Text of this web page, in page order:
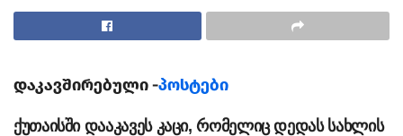
კუთვნილი ავტომობილის ჩხრეკის შედეგად,
ნივთმტკიცებად ამოიღეს განსაკუთრებით დიდი
ფსიქოტროპული ნივთიერება – 500 აბი “პრეგაბალინი”
დაკავშირებული -პოსტები
ქუთაისში დააკავეს კაცი, რომელიც დედას სახლის